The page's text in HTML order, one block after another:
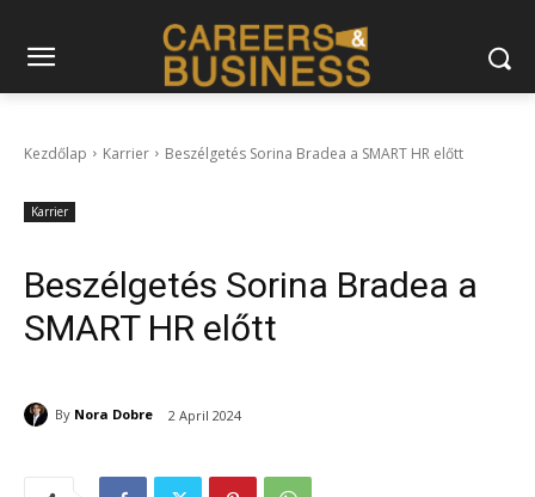
Kezdőlap Karrier Beszélgetés Sorina Bradea a SMART HR előtt
Karrier
Beszélgetés Sorina Bradea a
SMART HR előtt
By Nora Dobre 2 April 2024